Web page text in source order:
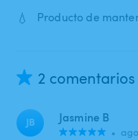
💧 Producto de
2 comentarios
JB Jasmine B
•